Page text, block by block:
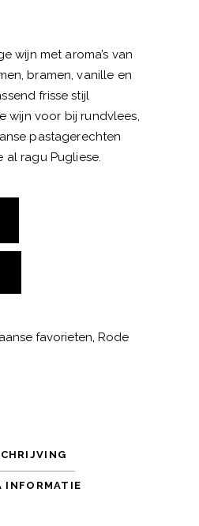
wijn met aroma’s van
bramen, vanille en
frisse stijl
wijn voor bij rundvlees,
pastagerechten
ragu Pugliese.
favorieten, Rode
INFORMATIE